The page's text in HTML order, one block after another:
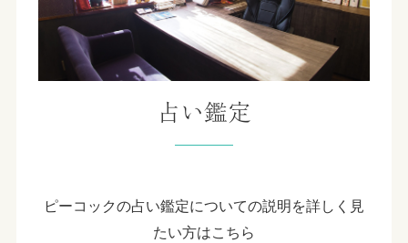
占い鑑定
ピーコックの占い鑑定についての説明を詳しく見
たい方はこちら